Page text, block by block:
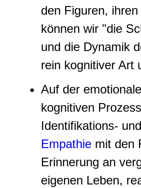
den Figuren,
können wir "die
und die Dynamik
rein kognitiver Art
Auf der
kognitiven
Identifikations-
Empathie mit den
Erinnerung an
eigenen Leben,